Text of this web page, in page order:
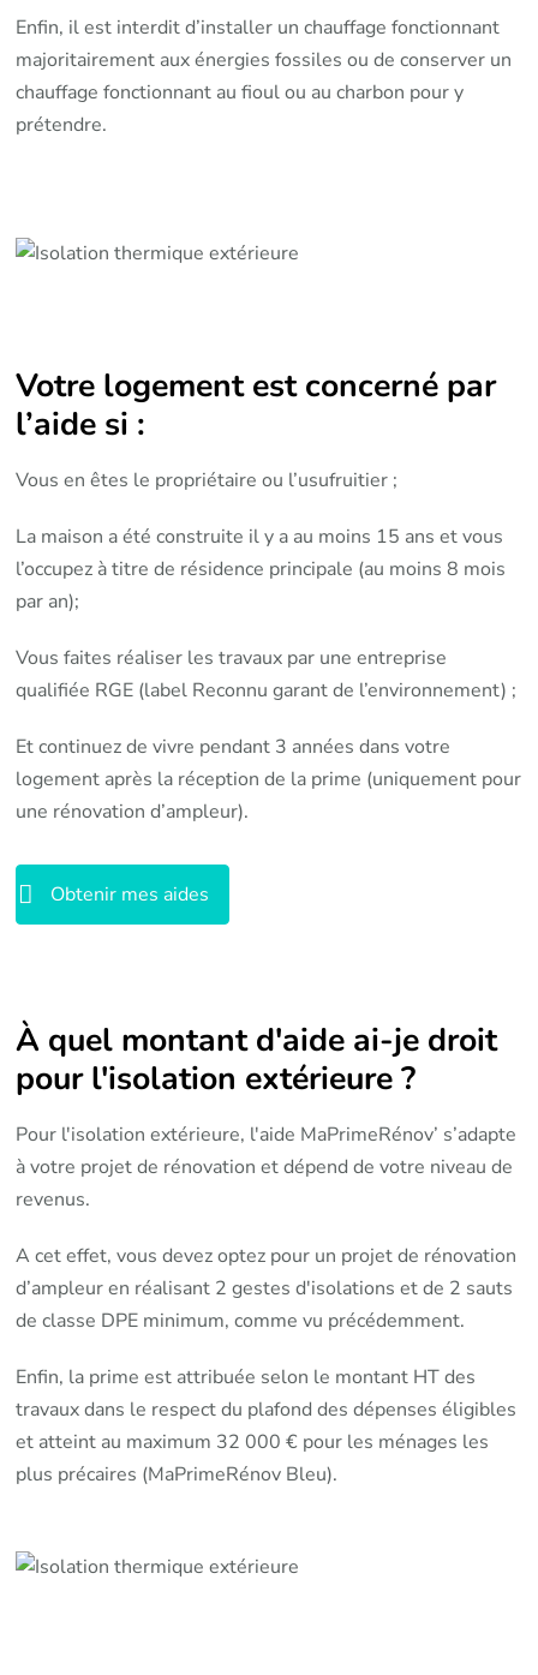
Enfin, il est interdit d’installer un chauffage fonctionnant
majoritairement aux énergies fossiles ou de conserver un
chauffage fonctionnant au fioul ou au charbon pour y
prétendre.
Votre logement est concerné par
l’aide si :
Vous en êtes le propriétaire ou l’usufruitier ;
La maison a été construite il y a au moins 15 ans et vous
l’occupez à titre de résidence principale (au moins 8 mois
par an);
Vous faites réaliser les travaux par une entreprise
qualifiée RGE (label Reconnu garant de l’environnement) ;
Et continuez de vivre pendant 3 années dans votre
logement après la réception de la prime (uniquement pour
une rénovation d’ampleur).
Obtenir mes aides
À quel montant d'aide ai-je droit
pour l'isolation extérieure ?
Pour l'isolation extérieure, l'aide MaPrimeRénov’ s’adapte
à votre projet de rénovation et dépend de votre niveau de
revenus.
A cet effet, vous devez optez pour un projet de rénovation
d’ampleur en réalisant 2 gestes d'isolations et de 2 sauts
de classe DPE minimum, comme vu précédemment.
Enfin, la prime est attribuée selon le montant HT des
travaux dans le respect du plafond des dépenses éligibles
et atteint au maximum 32 000 € pour les ménages les
plus précaires (MaPrimeRénov Bleu).